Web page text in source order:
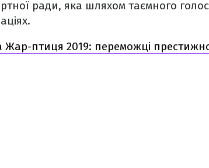
ради, яка шляхом таємного
Жар-птиця 2019: переможці